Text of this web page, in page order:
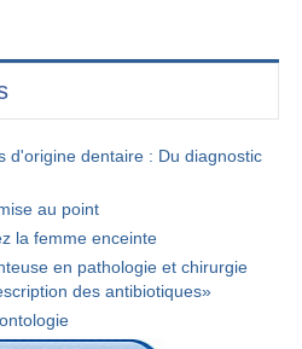
d'origine dentaire : Du diagnostic
au point
la femme enceinte
en pathologie et chirurgie
des antibiotiques»